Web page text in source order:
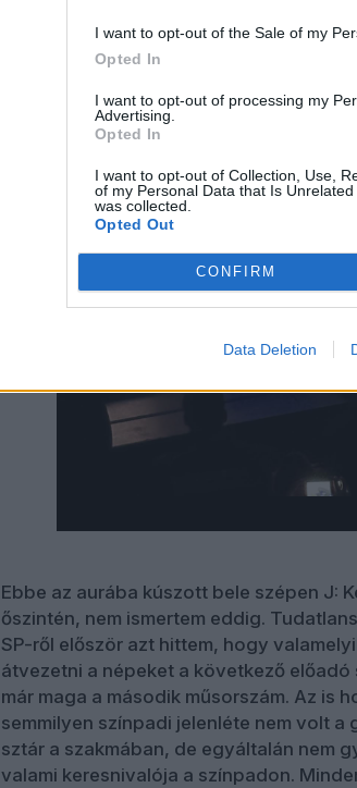
I want to opt-out of the Sale of my
Opted In
I want to opt-out of processing my
Advertising.
Opted In
I want to opt-out of Collection, Use,
of my Personal Data that Is
was collected.
Opted Out
CONFIRM
Data Deletion
Ebbe az aurába kúszott bele szépen J:
őszintén, nem ismertem eddig.
SP-ről először azt hittem, hogy
átvezetni a népeket a következő
már maga a második műsorszám. Az is
semmilyen színpadi jelenléte nem volt
sztár a szakmában, de egyáltalán nem
valami keresnivalója a színpadon.